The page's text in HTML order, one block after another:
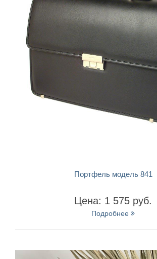
Портфель модель 841
Цена: 1 575 руб.
Подробнее